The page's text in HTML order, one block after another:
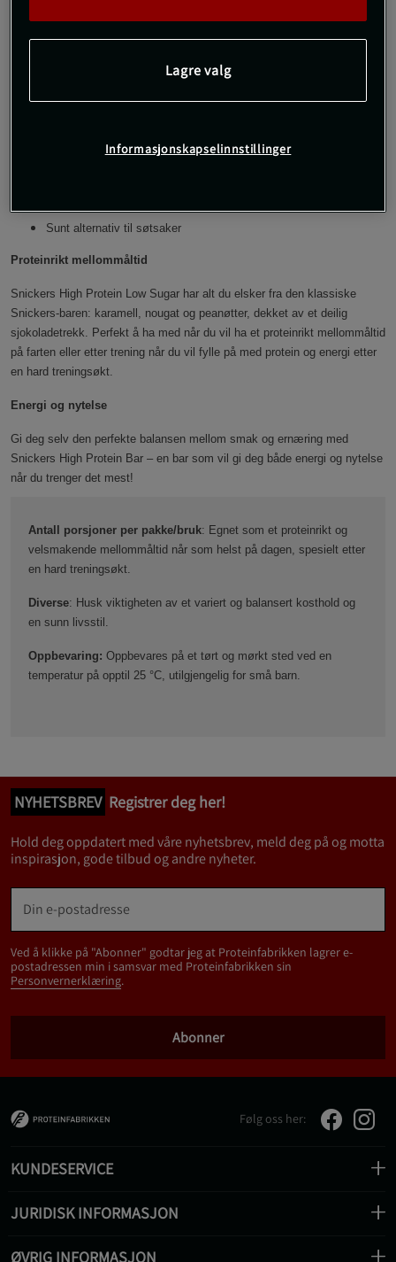
Unn deg selv en proteinbar som kombinerer den
klassiske Snickers-smaken med protein av høy kvalitet
og lavt sukkerinnhold. Snickers High Protein Bar er den
Kun 217 kcal per bar
Sunt alternativ til søtsaker
Proteinrikt mellommåltid
Snickers High Protein Low Sugar har alt du elsker fra den klassiske
Snickers-baren: karamell, nougat og peanøtter, dekket av et deilig
sjokoladetrekk. Perfekt å ha med når du vil ha et proteinrikt mellommåltid
på farten eller etter trening når du vil fylle på med protein og energi etter
en hard treningsøkt.
Energi og nytelse
Gi deg selv den perfekte balansen mellom smak og ernæring med
Snickers High Protein Bar – en bar som vil gi deg både energi og nytelse
når du trenger det mest!
Antall porsjoner per pakke/bruk: Egnet som et proteinrikt og
velsmakende mellommåltid når som helst på dagen, spesielt etter
en hard treningsøkt.
Diverse: Husk viktigheten av et variert og balansert kosthold og
en sunn livsstil.
Oppbevaring: Oppbevares på et tørt og mørkt sted ved en
temperatur på opptil 25 °C, utilgjengelig for små barn.
NYHETSBREV Registrer deg her!
Hold deg oppdatert med våre nyhetsbrev, meld deg på og motta
inspirasjon, gode tilbud og andre nyheter.
Ved å klikke på "Abonner" godtar jeg at Proteinfabrikken lagrer e-
postadressen min i samsvar med Proteinfabrikken sin
Personvernerklæring.
Abonner
Følg oss her:
KUNDESERVICE
JURIDISK INFORMASJON
ØVRIG INFORMASJON
Lagre valg
Informasjonskapselinnstillinger